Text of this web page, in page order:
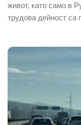
живот, като само в
трудова дейност